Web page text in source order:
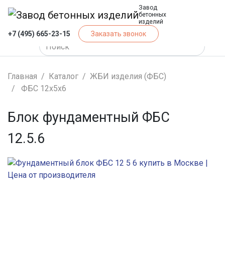
Завод
бетонных
изделий
+7 (495) 665-23-15 Заказать звонок
Главная Каталог
ЖБИ изделия (ФБС)
ФБС 12х5х6
Блок фундаментный ФБС
12.5.6